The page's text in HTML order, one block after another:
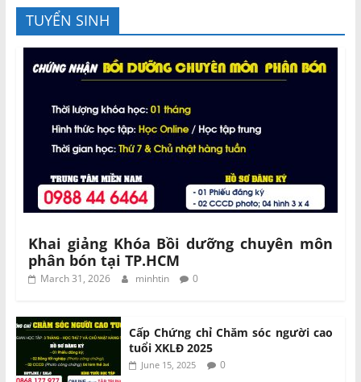
TUYỂN SINH
Khai giảng Khóa Bồi dưỡng chuyên môn
phân bón tại TP.HCM
March 31, 2026 minhtin 0
Cấp Chứng chỉ Chăm sóc người cao
tuổi XKLĐ 2025
June 15, 2025 0